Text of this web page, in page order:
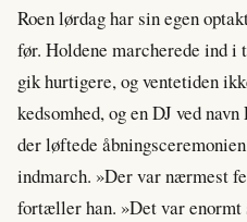
Roen lørdag har sin egen
før. Holdene marcherede ind
gik hurtigere, og ventetiden
kedsomhed, og en DJ ved
der løftede
indmarch. »Der var nærmest
fortæller han. »Det var enormt